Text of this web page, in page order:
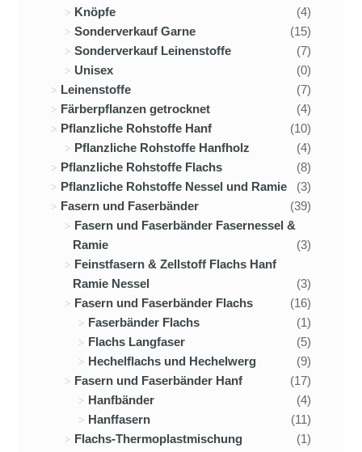
Knöpfe
(4)
Sonderverkauf Garne
(15)
Sonderverkauf Leinenstoffe
(7)
Unisex
(0)
Leinenstoffe
(7)
Färberpflanzen getrocknet
(4)
Pflanzliche Rohstoffe Hanf
(10)
Pflanzliche Rohstoffe Hanfholz
(4)
Pflanzliche Rohstoffe Flachs
(8)
Pflanzliche Rohstoffe Nessel und Ramie
(3)
Fasern und Faserbänder
(39)
Fasern und Faserbänder Fasernessel &
Ramie
(3)
Feinstfasern & Zellstoff Flachs Hanf
Ramie Nessel
(3)
Fasern und Faserbänder Flachs
(16)
Faserbänder Flachs
(1)
Flachs Langfaser
(5)
Hechelflachs und Hechelwerg
(9)
Fasern und Faserbänder Hanf
(17)
Hanfbänder
(4)
Hanffasern
(11)
Flachs-Thermoplastmischung
(1)